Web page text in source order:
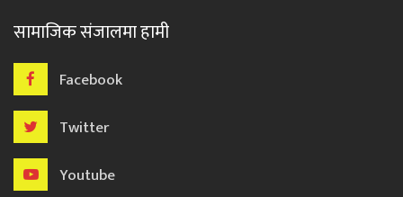
सामाजिक संजालमा हामी
Facebook
Twitter
Youtube